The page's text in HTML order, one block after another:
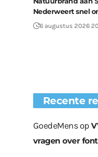
Nederweert snel
6 augustus 2026
Recente
GoedeMensop
vragen over